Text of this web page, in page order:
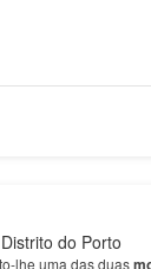
do Porto
lhe uma das duas